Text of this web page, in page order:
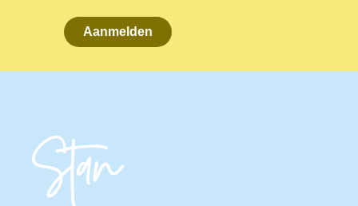
Aanmelden